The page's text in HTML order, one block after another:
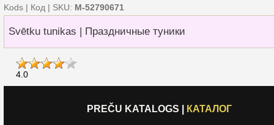
Kods | Код | SKU: M-52790671
Svētku tunikas | Праздничные туники
4.0
PREČU KATALOGS КАТАЛОГ